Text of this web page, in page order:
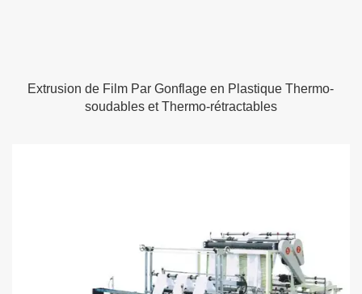
Extrusion de Film Par Gonflage en Plastique Thermo-
soudables et Thermo-rétractables